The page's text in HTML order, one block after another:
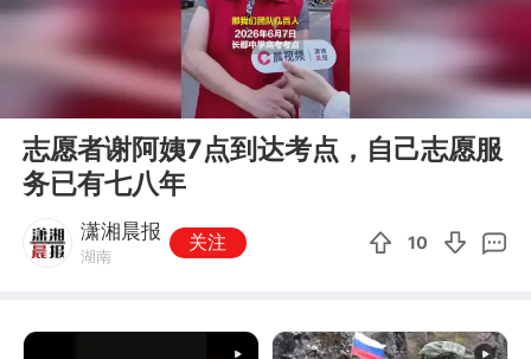
00:00
志愿者谢阿姨7点到达考点，自己志愿服
务已有七八年
潇湘晨报
湖南
关注 10